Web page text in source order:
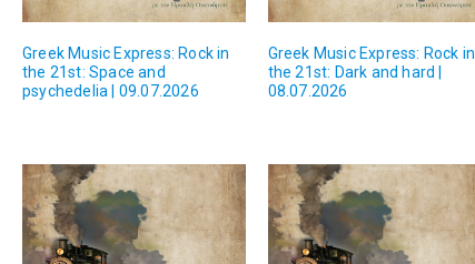
Greek Music Express: Rock in
the 21st: Space and
psychedelia | 09.07.2026
Greek Music Express: Rock in
the 21st: Dark and hard |
08.07.2026